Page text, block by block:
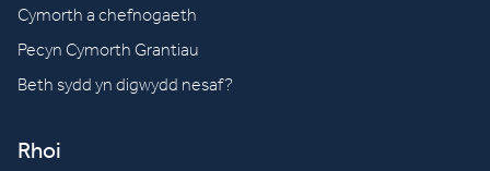
Cymorth a chefnogaeth
Pecyn Cymorth Grantiau
Beth sydd yn digwydd nesaf?
Rhoi